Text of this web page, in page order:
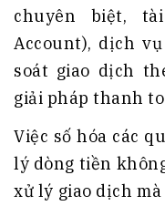
chuyên biệt,
Account), dịch
soát giao dịch
giải pháp thanh
Việc số hóa các
lý dòng tiền
xử lý giao dịch